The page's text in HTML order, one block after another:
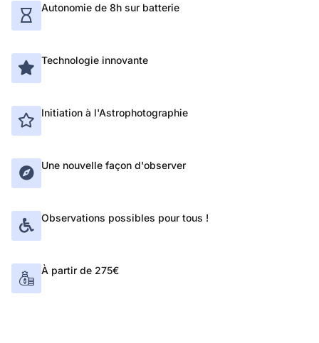
Autonomie de 8h sur batterie
Technologie innovante
Initiation à l'Astrophotographie
Une nouvelle façon d'observer
Observations possibles pour tous !
À partir de 275€